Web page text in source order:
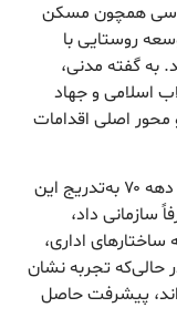
همچون مسکن
روستایی با
به گفته مدنی،
اسلامی و جهاد
اصلی اقدامات
مدیرعامل بنیاد برکت با بیان این‌که از اوایل دهه ۷۰ به‌تدریج این
سازمانی داد،
ساختارهای اداری،
حالی‌که تجربه نشان
پیشرفت حاصل